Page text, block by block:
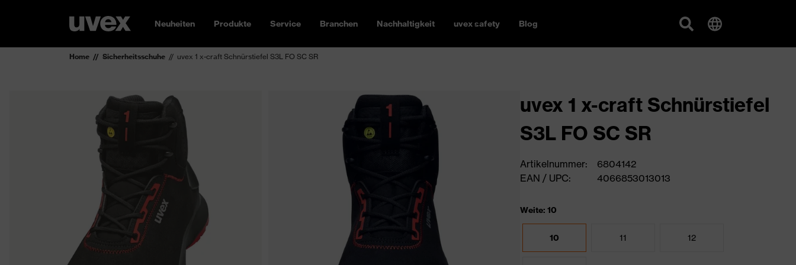
Neuheiten Produkte Service Branchen Nachhaltigkeit uvex safety Blog
Home Sicherheitsschuhe uvex 1 x-craft Schnürstiefel S3L FO SC SR
uvex 1 x-craft Schnürstiefel
S3L FO SC SR
Artikelnummer:
6804142
EAN / UPC:
4066853013013
Weite: 10
10 11 12